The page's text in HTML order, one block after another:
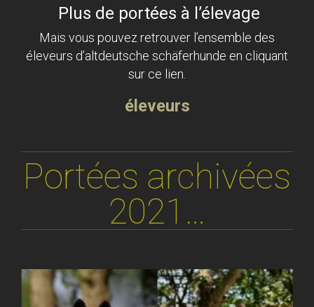
Plus de portées à l’élevage
Mais vous pouvez retrouver l’ensemble des
éleveurs d’altdeutsche schäferhunde en cliquant
sur ce lien.
éleveurs
Portées archivées
2021…